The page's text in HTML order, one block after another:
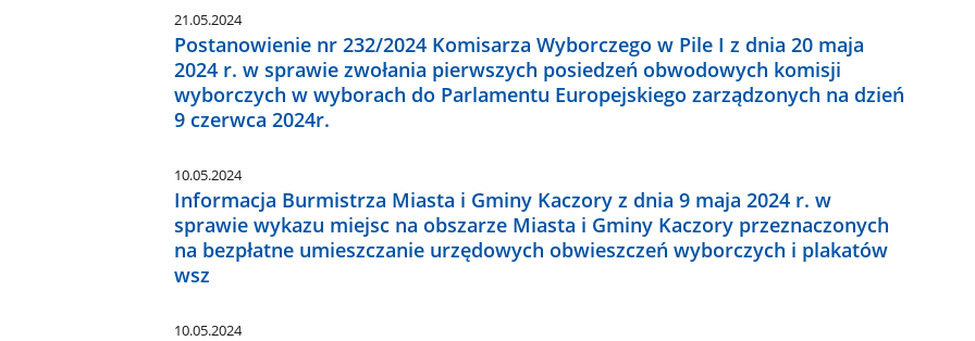
21.05.2024
Postanowienie nr 232/2024 Komisarza Wyborczego w Pile I z dnia 20 maja
2024 r. w sprawie zwołania pierwszych posiedzeń obwodowych komisji
wyborczych w wyborach do Parlamentu Europejskiego zarządzonych na dzień
9 czerwca 2024r.
10.05.2024
Informacja Burmistrza Miasta i Gminy Kaczory z dnia 9 maja 2024 r. w
sprawie wykazu miejsc na obszarze Miasta i Gminy Kaczory przeznaczonych
na bezpłatne umieszczanie urzędowych obwieszczeń wyborczych i plakatów
wsz
10.05.2024